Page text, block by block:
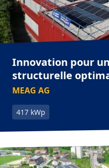
Innovation pour
structurelle
MEAG AG
417 kWp